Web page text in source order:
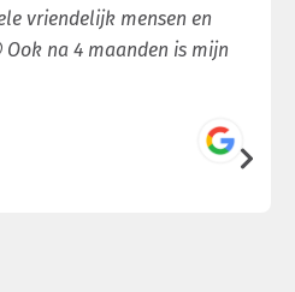
vriendelijk mensen en
na 4 maanden is mijn